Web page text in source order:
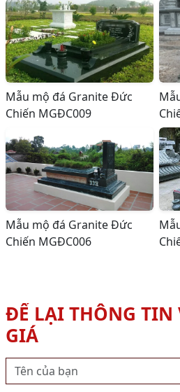
Mẫu mộ đá Granite Đức
Chiến MGĐC009
Mẫu mộ đá Granite Đức
Chiến MGĐC006
ĐỂ LẠI THÔNG TIN
GIÁ